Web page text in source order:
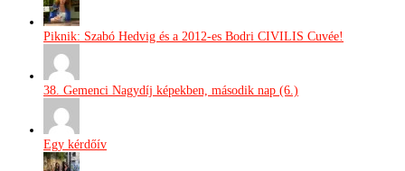
Piknik: Szabó Hedvig és a 2012-es Bodri CIVILIS Cuvée!
38. Gemenci Nagydíj képekben, második nap (6.)
Egy kérdőív